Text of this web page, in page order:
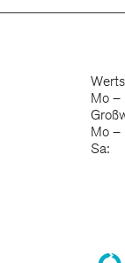
Mo –
Mo –
Sa: